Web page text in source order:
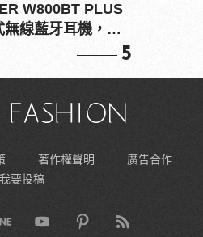
W800BT PLUS
無線藍牙耳機，在
5
著作權聲明
廣告合作
我要投稿